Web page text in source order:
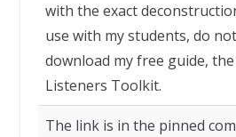
with the exact
use with my students, do
download my free guide, the
Listeners Toolkit.
The link is in the pinned